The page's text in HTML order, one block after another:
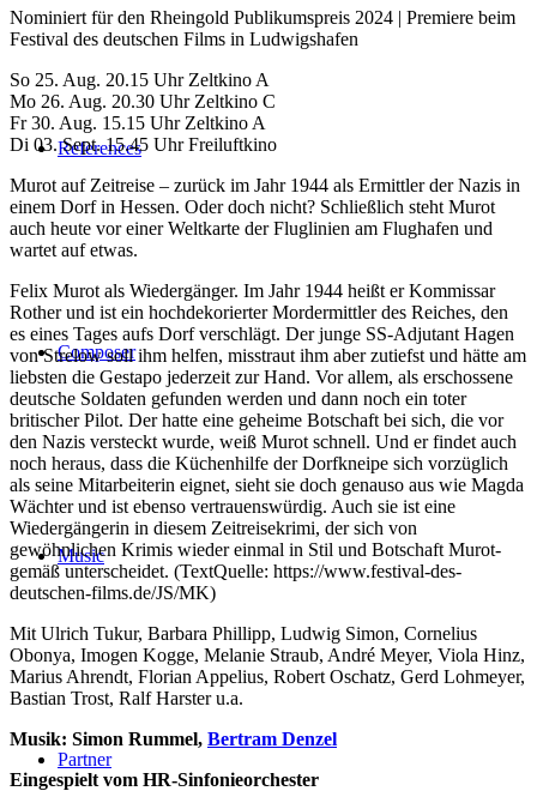
References
Composer
Music
Partner
Nominiert für den Rheingold Publikumspreis 2024 | Premiere beim
Festival des deutschen Films in Ludwigshafen
So 25. Aug. 20.15 Uhr Zeltkino A
Mo 26. Aug. 20.30 Uhr Zeltkino C
Fr 30. Aug. 15.15 Uhr Zeltkino A
Di 03. Sept. 15.45 Uhr Freiluftkino
Murot auf Zeitreise – zurück im Jahr 1944 als Ermittler der Nazis in
einem Dorf in Hessen. Oder doch nicht? Schließlich steht Murot
auch heute vor einer Weltkarte der Fluglinien am Flughafen und
wartet auf etwas.
Felix Murot als Wiedergänger. Im Jahr 1944 heißt er Kommissar
Rother und ist ein hochdekorierter Mordermittler des Reiches, den
es eines Tages aufs Dorf verschlägt. Der junge SS-Adjutant Hagen
von Strelow soll ihm helfen, misstraut ihm aber zutiefst und hätte am
liebsten die Gestapo jederzeit zur Hand. Vor allem, als erschossene
deutsche Soldaten gefunden werden und dann noch ein toter
britischer Pilot. Der hatte eine geheime Botschaft bei sich, die vor
den Nazis versteckt wurde, weiß Murot schnell. Und er findet auch
noch heraus, dass die Küchenhilfe der Dorfkneipe sich vorzüglich
als seine Mitarbeiterin eignet, sieht sie doch genauso aus wie Magda
Wächter und ist ebenso vertrauenswürdig. Auch sie ist eine
Wiedergängerin in diesem Zeitreisekrimi, der sich von
gewöhnlichen Krimis wieder einmal in Stil und Botschaft Murot-
gemäß unterscheidet. (TextQuelle: https://www.festival-des-
deutschen-films.de/JS/MK)
Mit Ulrich Tukur, Barbara Phillipp, Ludwig Simon, Cornelius
Obonya, Imogen Kogge, Melanie Straub, André Meyer, Viola Hinz,
Marius Ahrendt, Florian Appelius, Robert Oschatz, Gerd Lohmeyer,
Bastian Trost, Ralf Harster u.a.
Musik: Simon Rummel, Bertram Denzel
Eingespielt vom HR-Sinfonieorchester